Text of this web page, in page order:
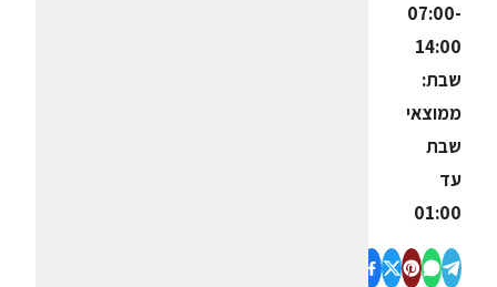
07:00-
14:00
שבת:
ממוצאי
שבת
עד
01:00